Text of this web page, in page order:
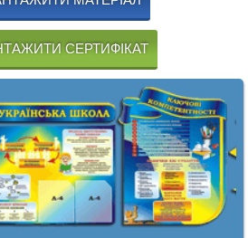
СЕРТИФІКАТ